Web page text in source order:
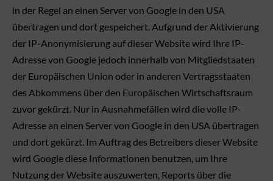
in der Regel an einen Server von Google in den USA
übertragen und dort gespeichert. Aufgrund der Aktivierung
der IP-Anonymisierung auf dieser Website wird Ihre IP-
Adresse von Google jedoch innerhalb von Mitgliedstaaten
der Europäischen Union oder in anderen Vertragsstaaten
des Abkommens über den Europäischen Wirtschaftsraum
zuvor gekürzt. Nur in Ausnahmefällen wird die volle IP-
Adresse an einen Server von Google in den USA übertragen
und dort gekürzt. Im Auftrag des Betreibers dieser Website
wird Google diese Informationen benutzen, um Ihre
Nutzung der Website auszuwerten, Reports über die